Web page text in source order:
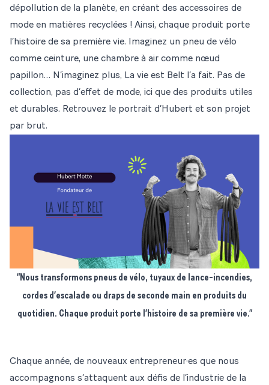
dépollution de la planète, en créant des accessoires de
mode en matières recyclées ! Ainsi, chaque produit porte
l’histoire de sa première vie. Imaginez un pneu de vélo
comme ceinture, une chambre à air comme nœud
papillon… N’imaginez plus, La vie est Belt l’a fait. Pas de
collection, pas d’effet de mode, ici que des produits utiles
et durables. Retrouvez le portrait d’Hubert et son projet
par brut.
“Nous transformons pneus de vélo, tuyaux de lance-incendies,
cordes d’escalade ou draps de seconde main en produits du
quotidien. Chaque produit porte l’histoire de sa première vie.”
Chaque année, de nouveaux entrepreneur·es que nous
accompagnons s’attaquent aux défis de l’industrie de la